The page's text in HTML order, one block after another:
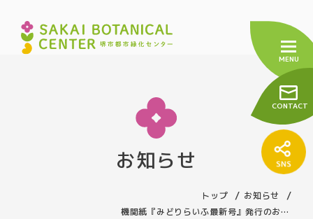
CONTACT
お知らせ
トップ
お知らせ
機関紙『みどりらいふ最新号』発行のお知らせ